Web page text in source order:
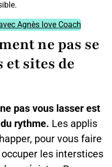
Agnès love Coach
ne pas se
et sites de
pas vous lasser est
rythme. Les applis
pour vous faire
les interstices